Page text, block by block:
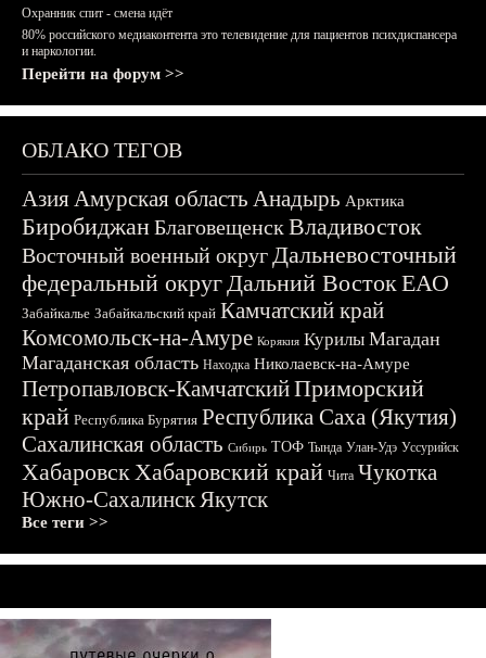
Охранник спит - смена идёт
80% российского медиаконтента это телевидение для пациентов психдиспансера
и наркологии.
Перейти на форум >>
ОБЛАКО ТЕГОВ
АзияАмурская область Анадырь Арктика
БиробиджанБлаговещенскВладивосток
Восточный военный округДальневосточный
федеральный округДальний ВостокЕАО
Забайкалье Забайкальский край Камчатский край
Комсомольск-на-Амуре Корякия Курилы Магадан
Магаданская область Находка Николаевск-на-Амуре
Петропавловск-КамчатскийПриморский
край Республика Бурятия Республика Саха (Якутия)
Сахалинская область Сибирь ТОФ Тында Улан-Удэ Уссурийск
ХабаровскХабаровский край Чита Чукотка
Южно-СахалинскЯкутск
Все теги >>